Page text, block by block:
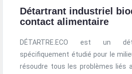
Détartrant industriel
contact alimentaire
DÉTARTRE.ECO est un
spécifiquement étudié pour le
résoudre tous les problèmes liés